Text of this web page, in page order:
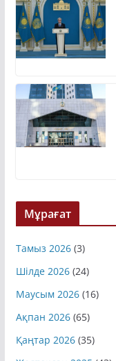
Мұрағат
Тамыз 2026(3)
Шілде 2026(24)
Маусым 2026(16)
Ақпан 2026(65)
Қаңтар 2026(35)